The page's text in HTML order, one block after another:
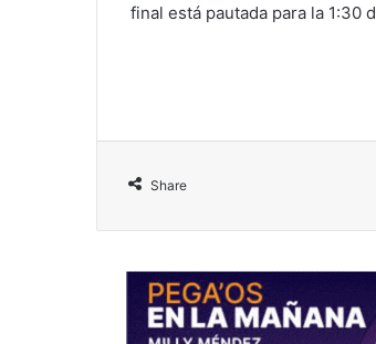
final está pautada para la 1:30
Share